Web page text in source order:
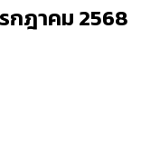
กฎาคม 2568